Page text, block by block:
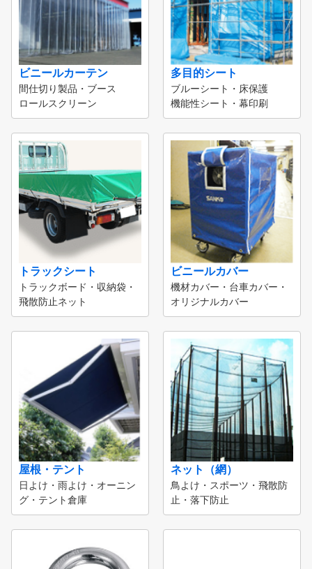
ビニールカーテン
間仕切り製品・ブース
ロールスクリーン
多目的シート
ブルーシート・床保護
機能性シート・幕印刷
トラックシート
トラックボード・収納袋・
飛散防止ネット
ビニールカバー
機材カバー・台車カバー・
オリジナルカバー
屋根・テント
日よけ・雨よけ・オーニン
グ・テント倉庫
ネット（網）
鳥よけ・スポーツ・飛散防
止・落下防止